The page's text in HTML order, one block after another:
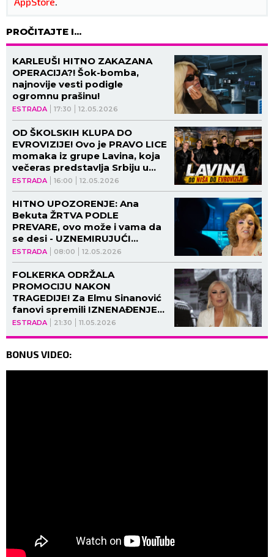
PROČITAJTE I...
ESTRADA 17:30 12.05.2026
KARLEUŠI HITNO ZAKAZANA
OPERACIJA?! Šok-bomba,
najnovije vesti podigle
ogromnu prašinu!
ESTRADA 16:00 12.05.2026
OD ŠKOLSKIH KLUPA DO
EVROVIZIJE! Ovo je PRAVO LICE
momaka iz grupe Lavina, koja
večeras predstavlja Srbiju u
Beču: Luka je pao NA KOLENA,
ne pušta... (VIDEO)
ESTRADA 08:00 12.05.2026
HITNO UPOZORENJE: Ana
Bekuta ŽRTVA PODLE
PREVARE, ovo može i vama da
se desi - UZNEMIRUJUĆI
DETALJI!
ESTRADA 21:30 11.05.2026
FOLKERKA ODRŽALA
PROMOCIJU NAKON
TRAGEDIJE! Za Elmu Sinanović
fanovi spremili IZNENAĐENJE
KOJE JE DOVELO DO SUZA,
BONUS VIDEO: